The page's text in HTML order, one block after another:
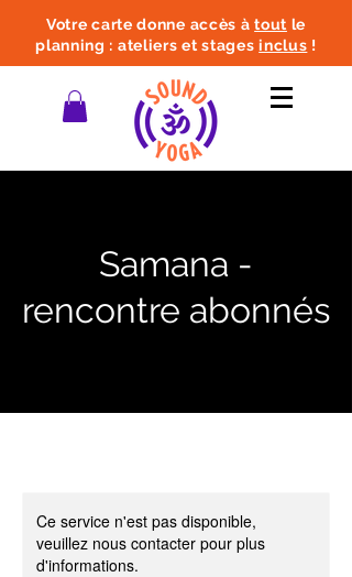
Votre carte donne accès àtout le
planning : ateliers et stagesinclus !
Samana -
rencontre abonnés
Ce service n'est pas disponible,
veuillez nous contacter pour plus
d'informations.